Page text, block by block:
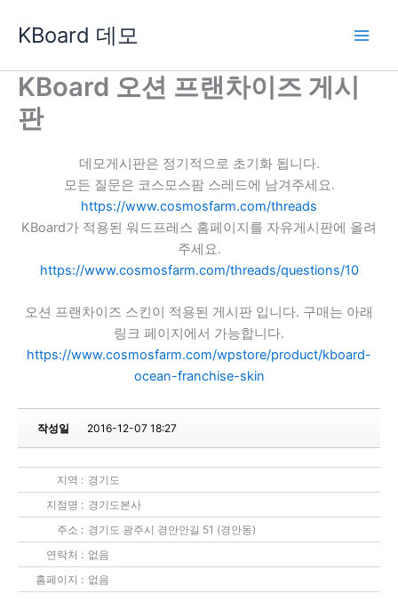
로
KBoard 데모
KBoard 오션 프랜차이즈 게시
판
데모게시판은 정기적으로 초기화 됩니다.
모든 질문은 코스모스팜 스레드에 남겨주세요.
https://www.cosmosfarm.com/threads
KBoard가 적용된 워드프레스 홈페이지를 자유게시판에 올려
주세요.
https://www.cosmosfarm.com/threads/questions/10
오션 프랜차이즈 스킨이 적용된 게시판 입니다. 구매는 아래
링크 페이지에서 가능합니다.
https://www.cosmosfarm.com/wpstore/product/kboard-
ocean-franchise-skin
작성일 2016-12-07 18:27
지역 : 경기도
지점명 : 경기도본사
주소 : 경기도 광주시 경안안길 51 (경안동)
연락처 : 없음
홈페이지 : 없음